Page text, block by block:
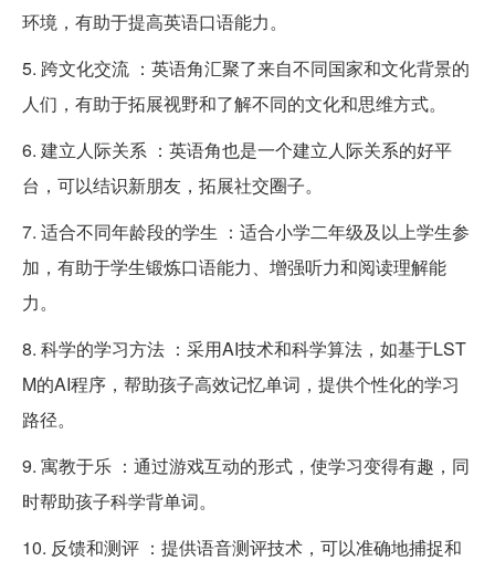
环境，有助于提高英语口语能力。
5. 跨文化交流 ：英语角汇聚了来自不同国家和文化背景的
人们，有助于拓展视野和了解不同的文化和思维方式。
6. 建立人际关系 ：英语角也是一个建立人际关系的好平
台，可以结识新朋友，拓展社交圈子。
7. 适合不同年龄段的学生 ：适合小学二年级及以上学生参
加，有助于学生锻炼口语能力、增强听力和阅读理解能
力。
8. 科学的学习方法 ：采用AI技术和科学算法，如基于LST
M的AI程序，帮助孩子高效记忆单词，提供个性化的学习
路径。
9. 寓教于乐 ：通过游戏互动的形式，使学习变得有趣，同
时帮助孩子科学背单词。
10. 反馈和测评 ：提供语音测评技术，可以准确地捕捉和